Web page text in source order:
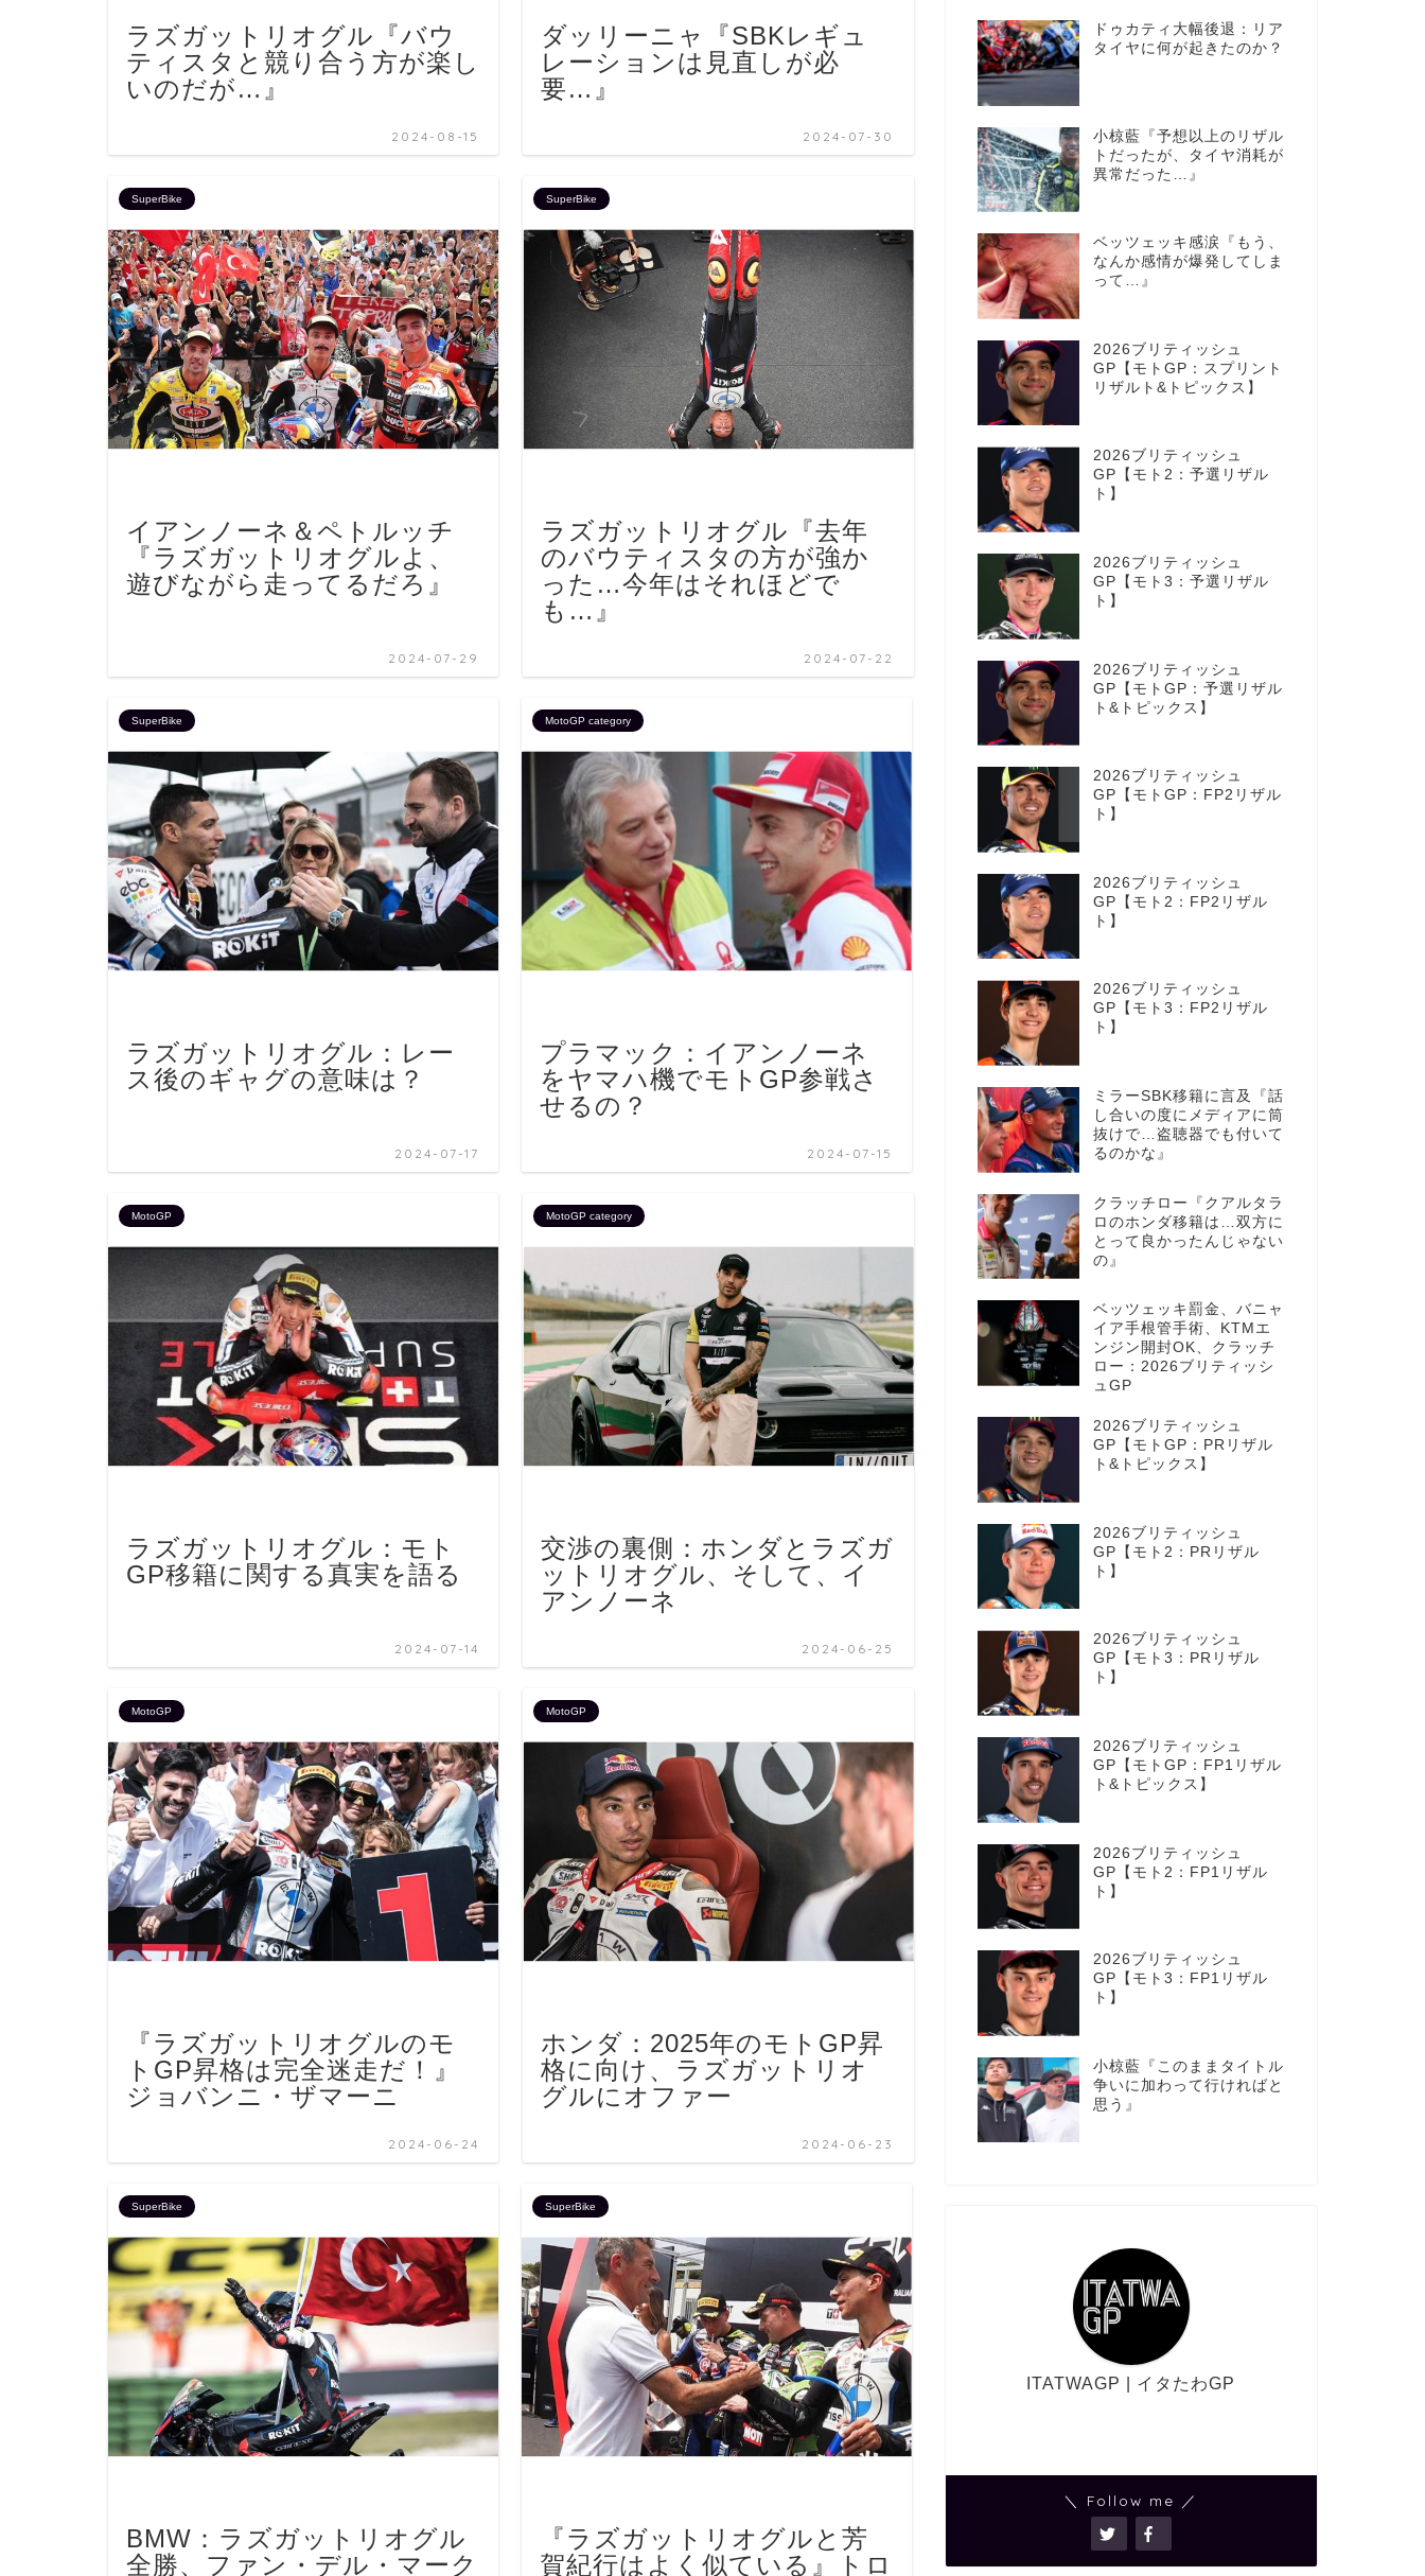
ラズガットリオグル『バウ
ティスタと競り合う方が楽し
いのだが…』
2024-08-15
ダッリーニャ『SBKレギュ
レーションは見直しが必
要…』
2024-07-30
SuperBike
イアンノーネ＆ペトルッチ
『ラズガットリオグルよ、
遊びながら走ってるだろ』
2024-07-29
SuperBike
ラズガットリオグル『去年
のバウティスタの方が強か
った…今年はそれほどで
も…』
2024-07-22
SuperBike
ラズガットリオグル：レー
ス後のギャグの意味は？
2024-07-17
MotoGP category
プラマック：イアンノーネ
をヤマハ機でモトGP参戦さ
せるの？
2024-07-15
MotoGP
ラズガットリオグル：モト
GP移籍に関する真実を語る
2024-07-14
MotoGP category
交渉の裏側：ホンダとラズガ
ットリオグル、そして、イ
アンノーネ
2024-06-25
MotoGP
『ラズガットリオグルのモ
トGP昇格は完全迷走だ！』
ジョバンニ・ザマーニ
2024-06-24
MotoGP
ホンダ：2025年のモトGP昇
格に向け、ラズガットリオ
グルにオファー
2024-06-23
SuperBike
BMW：ラズガットリオグル
全勝、ファン・デル・マーク
SuperBike
『ラズガットリオグルと芳
賀紀行はよく似ている』トロ
ドゥカティ大幅後退：リア
タイヤに何が起きたのか？
小椋藍『予想以上のリザル
トだったが、タイヤ消耗が
異常だった…』
ベッツェッキ感涙『もう、
なんか感情が爆発してしま
って…』
2026ブリティッシュ
GP【モトGP：スプリント
リザルト&トピックス】
2026ブリティッシュ
GP【モト2：予選リザル
ト】
2026ブリティッシュ
GP【モト3：予選リザル
ト】
2026ブリティッシュ
GP【モトGP：予選リザル
ト&トピックス】
2026ブリティッシュ
GP【モトGP：FP2リザル
ト】
2026ブリティッシュ
GP【モト2：FP2リザル
ト】
2026ブリティッシュ
GP【モト3：FP2リザル
ト】
ミラーSBK移籍に言及『話
し合いの度にメディアに筒
抜けで…盗聴器でも付いて
るのかな』
クラッチロー『クアルタラ
ロのホンダ移籍は…双方に
とって良かったんじゃない
の』
ベッツェッキ罰金、バニャ
イア手根管手術、KTMエ
ンジン開封OK、クラッチ
ロー：2026ブリティッシ
ュGP
2026ブリティッシュ
GP【モトGP：PRリザル
ト&トピックス】
2026ブリティッシュ
GP【モト2：PRリザル
ト】
2026ブリティッシュ
GP【モト3：PRリザル
ト】
2026ブリティッシュ
GP【モトGP：FP1リザル
ト&トピックス】
2026ブリティッシュ
GP【モト2：FP1リザル
ト】
2026ブリティッシュ
GP【モト3：FP1リザル
ト】
小椋藍『このままタイトル
争いに加わって行ければと
思う』
ITATWAGP | イタたわGP
＼ Follow me ／